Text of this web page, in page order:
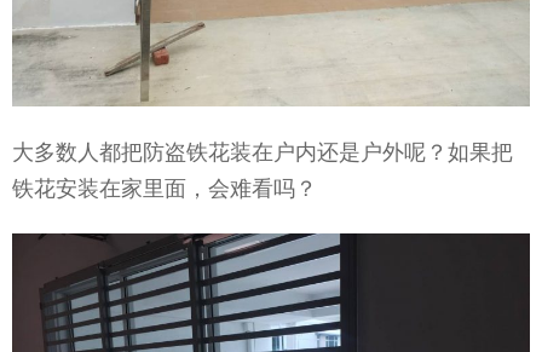
大多数人都把防盗铁花装在户内还是户外呢？如果把
铁花安装在家里面，会难看吗？